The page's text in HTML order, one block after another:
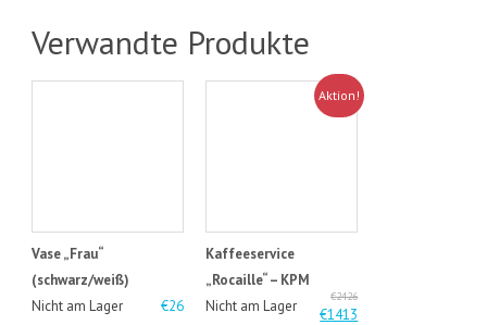
Verwandte Produkte
Vase „Frau“
(schwarz/weiß)
€26
Nicht am Lager
Aktion!
Kaffeeservice
„Rocaille“ – KPM
€2426
€1413
Nicht am Lager